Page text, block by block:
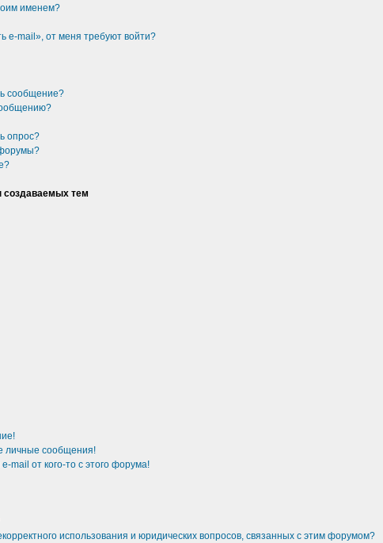
именем?
e-mail», от меня требуют войти?
сообщение?
опрос?
создаваемых тем
личные сообщения!
mail от кого-то с этого форума!
использования и юридических вопросов, связанных с этим форумом?